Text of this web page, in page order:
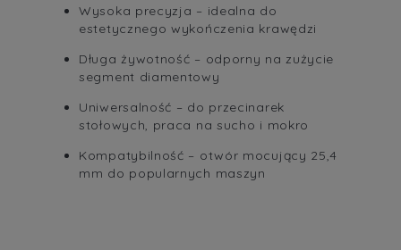
Wysoka precyzja – idealna do
estetycznego wykończenia krawędzi
Długa żywotność – odporny na zużycie
segment diamentowy
Uniwersalność – do przecinarek
stołowych, praca na sucho i mokro
Kompatybilność – otwór mocujący 25,4
mm do popularnych maszyn